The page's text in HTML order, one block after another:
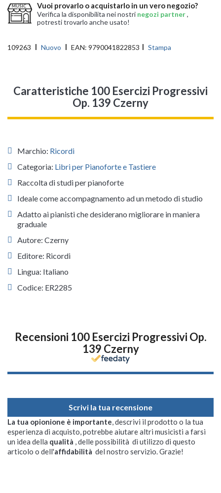
Vuoi provarlo o acquistarlo in un vero negozio?
Verifica la disponibilita nei nostri negozi partner,
potresti trovarlo anche usato!
109263 Nuovo EAN: 9790041822853 Stampa
Caratteristiche 100 Esercizi Progressivi
Op. 139 Czerny
Marchio: Ricordi
Categoria: Libri per Pianoforte e Tastiere
Raccolta di studi per pianoforte
Ideale come accompagnamento ad un metodo di studio
Adatto ai pianisti che desiderano migliorare in maniera
graduale
Autore: Czerny
Editore: Ricordi
Lingua: Italiano
Codice: ER2285
Recensioni 100 Esercizi Progressivi Op.
139 Czerny
Scrivi la tua recensione
La tua opionione è importante, descrivi il prodotto o la tua
esperienza di acquisto, potrebbe aiutare altri musicisti a farsi
un idea della qualità , delle possibilità di utilizzo di questo
articolo o dell'affidabilità del nostro servizio. Grazie!